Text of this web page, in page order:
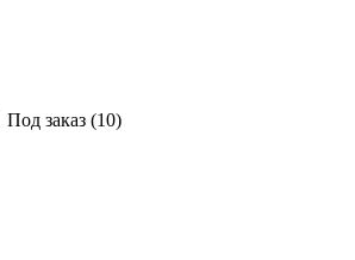
Под заказ (10)